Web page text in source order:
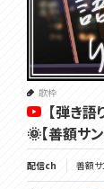
歌枠
【弾き
🌞【善額サ
配信ch 善額